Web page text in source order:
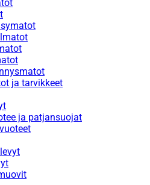
ja tarvikkeet
ja patjansuojat